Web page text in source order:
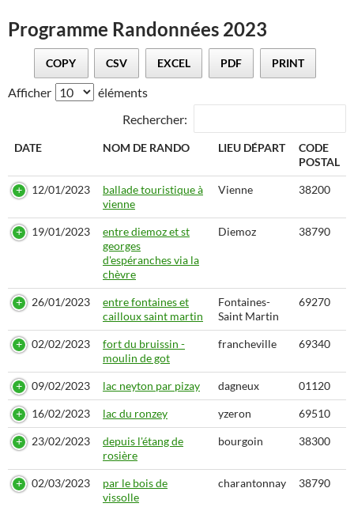
Programme Randonnées 2023
COPY CSV EXCEL PDF PRINT
Afficher
éléments
Rechercher:
DATE NOM DE RANDO LIEU DÉPART
CODE
POSTAL
DATE
NOM DE RANDO LIEU DÉPART
CODE
POSTAL
12/01/2023
ballade touristique à
vienne
Vienne 38200
19/01/2023
entre diemoz et st
georges
d'espéranches via la
chèvre
Diemoz 38790
26/01/2023
entre fontaines et
cailloux saint martin
Fontaines-
Saint Martin
69270
02/02/2023
fort du bruissin -
moulin de got
francheville 69340
09/02/2023 lac neyton par pizay dagneux 01120
16/02/2023 lac du ronzey yzeron 69510
23/02/2023
depuis l'étang de
rosière
bourgoin 38300
02/03/2023
par le bois de
vissolle
charantonnay 38790